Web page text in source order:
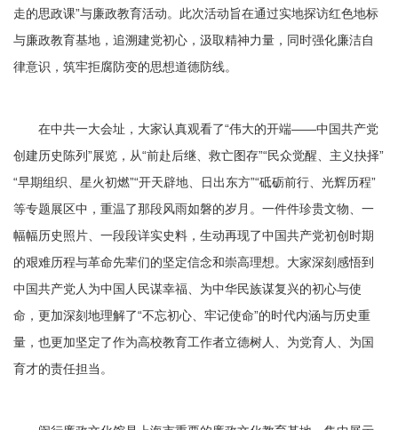
走的思政课”与廉政教育活动。此次活动旨在通过实地探访红色地标
与廉政教育基地，追溯建党初心，汲取精神力量，同时强化廉洁自
律意识，筑牢拒腐防变的思想道德防线。
在中共一大会址，大家认真观看了“伟大的开端——中国共产党
创建历史陈列”展览，从“前赴后继、救亡图存”“民众觉醒、主义抉择”
“早期组织、星火初燃”“开天辟地、日出东方”“砥砺前行、光辉历程”
等专题展区中，重温了那段风雨如磐的岁月。一件件珍贵文物、一
幅幅历史照片、一段段详实史料，生动再现了中国共产党初创时期
的艰难历程与革命先辈们的坚定信念和崇高理想。大家深刻感悟到
中国共产党人为中国人民谋幸福、为中华民族谋复兴的初心与使
命，更加深刻地理解了“不忘初心、牢记使命”的时代内涵与历史重
量，也更加坚定了作为高校教育工作者立德树人、为党育人、为国
育才的责任担当。